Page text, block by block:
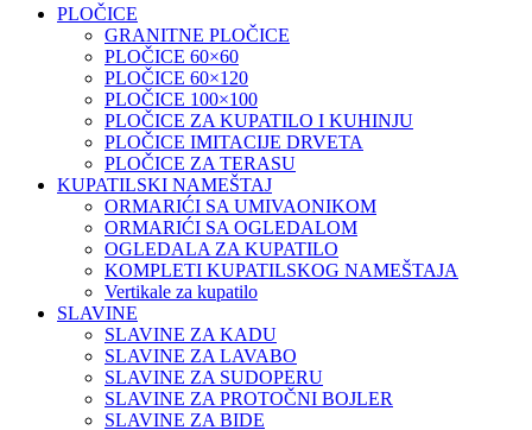
PLOČICE
GRANITNE PLOČICE
PLOČICE 60×60
PLOČICE 60×120
PLOČICE 100×100
PLOČICE ZA KUPATILO I KUHINJU
PLOČICE IMITACIJE DRVETA
PLOČICE ZA TERASU
KUPATILSKI NAMEŠTAJ
ORMARIĆI SA UMIVAONIKOM
ORMARIĆI SA OGLEDALOM
OGLEDALA ZA KUPATILO
KOMPLETI KUPATILSKOG NAMEŠTAJA
Vertikale za kupatilo
SLAVINE
SLAVINE ZA KADU
SLAVINE ZA LAVABO
SLAVINE ZA SUDOPERU
SLAVINE ZA PROTOČNI BOJLER
SLAVINE ZA BIDE